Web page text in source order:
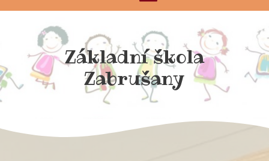
Základní škola
Zabrušany